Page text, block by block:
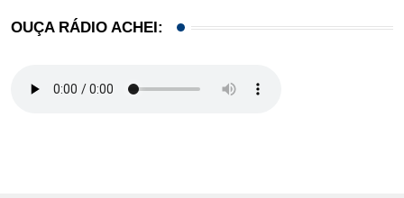
OUÇA RÁDIO ACHEI: